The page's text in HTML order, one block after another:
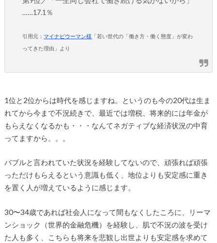
……17.1％
引用元：マイナビウーマン様 「若い世代の「働き方・働く態度」が変わ
ってきた理由」より
1位と2位からは時代を感じますね。というのも今の20代は生ま
れてから今まで不況続きで、最近では増税、将来的には年金が
もらえなくなるかも・・・なんてネガティブな経済状況の中育
ってますから。。。
バブルと言われていた状況を経験してないので、頑張れば頑張
っただけもらえるという意識も低く、地位よりも安定感に重き
を置く人が増えているように感じます。
30〜34歳であれば社会人になって間もなくしたころに、リーマ
ンショック（世界的金融危機）を経験し、肌で不況の波を受け
た人も多く、こちらも将来を悲観し出世よりも安定感を求めて